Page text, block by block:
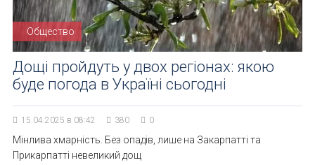
Общество
Дощі пройдуть у двох регіонах: якою
буде погода в Україні сьогодні
15.04.2025 в 08:42 380 0
Мінлива хмарність. Без опадів, лише на Закарпатті та
Прикарпатті невеликий дощ